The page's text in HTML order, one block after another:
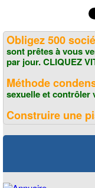
Obligez 500
sont prêtes à vous
par jour. CLIQUEZ
Méthode
sexuelle et contrôler
Construire une